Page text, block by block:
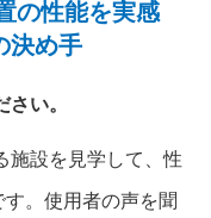
の性能を実感
決め手
い。
施設を見学して、性
。使用者の声を聞